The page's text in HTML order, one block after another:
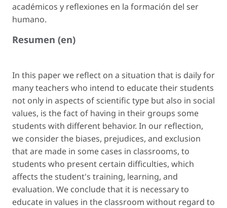
académicos y reflexiones en la formación del ser
humano.
Resumen (en)
In this paper we reflect on a situation that is daily for
many teachers who intend to educate their students
not only in aspects of scientific type but also in social
values, is the fact of having in their groups some
students with different behavior. In our reflection,
we consider the biases, prejudices, and exclusion
that are made in some cases in classrooms, to
students who present certain difficulties, which
affects the student's training, learning, and
evaluation. We conclude that it is necessary to
educate in values in the classroom without regard to